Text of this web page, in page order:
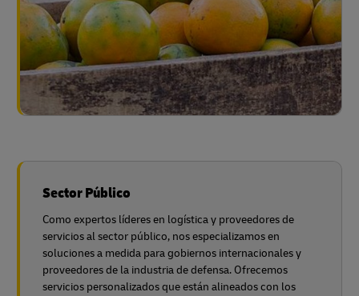
Sector Público
Como expertos líderes en logística y proveedores de
servicios al sector público, nos especializamos en
soluciones a medida para gobiernos internacionales y
proveedores de la industria de defensa. Ofrecemos
servicios personalizados que están alineados con los